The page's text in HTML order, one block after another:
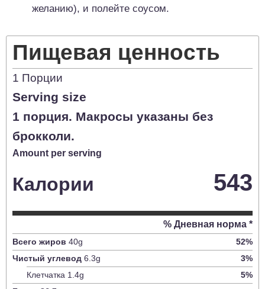
желанию), и полейте соусом.
Пищевая ценность
1 Порции
Serving size
1 порция. Макросы указаны без
брокколи.
Amount per serving
Калории 543
% Дневная норма *
Всего жиров 40g 52%
Чистый углевод 6.3g 3%
Клетчатка 1.4g 5%